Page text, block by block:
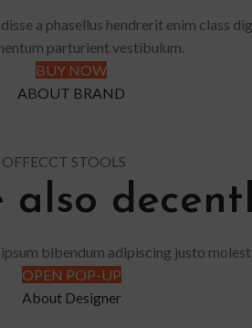
a phasellus hendrerit enim class
parturient vestibulum.
BUY NOW
ABOUT BRAND
STOOLS
also
bibendum adipiscing justo
OPEN POP-UP
About Designer